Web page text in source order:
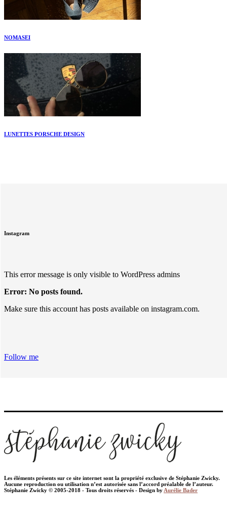
NOMASEI
LUNETTES PORSCHE DESIGN
Instagram
This error message is only visible to WordPress admins
Error: No posts found.
Make sure this account has posts available on instagram.com.
Follow me
Les éléments présents sur ce site internet sont la propriété exclusive de Stéphanie Zwicky.
Aucune reproduction ou utilisation n’est autorisée sans l’accord préalable de l’auteur.
Stéphanie Zwicky © 2005-2018 - Tous droits réservés - Design byAurélie Bader